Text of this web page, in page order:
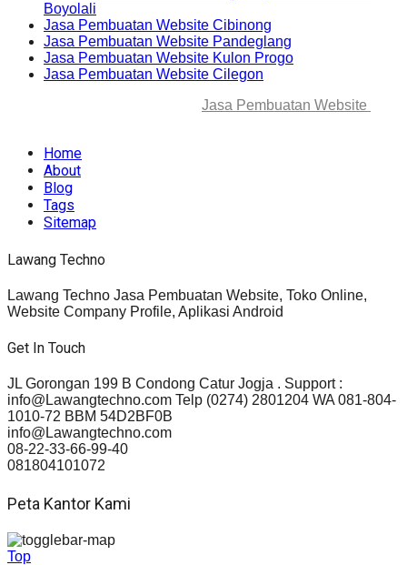
Boyolali
Jasa Pembuatan Website Cibinong
Jasa Pembuatan Website Pandeglang
Jasa Pembuatan Website Kulon Progo
Jasa Pembuatan Website Cilegon
Jasa Pembuatan Website
Home
About
Blog
Tags
Sitemap
Lawang Techno
Lawang Techno Jasa Pembuatan Website, Toko Online,
Website Company Profile, Aplikasi Android
Get In Touch
JL Gorongan 199 B Condong Catur Jogja . Support :
info@Lawangtechno.com Telp (0274) 2801204 WA 081-804-
1010-72 BBM 54D2BF0B
info@Lawangtechno.com
08-22-33-66-99-40
081804101072
Peta Kantor Kami
Top